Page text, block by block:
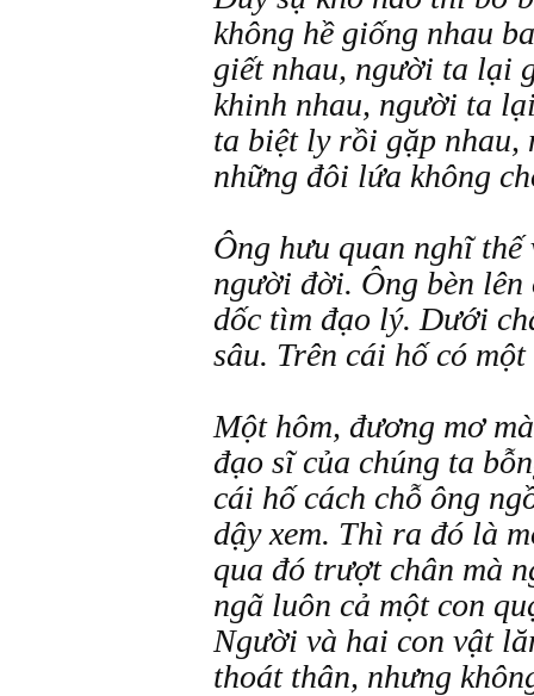
không hề giống nhau
giết nhau, người ta lại
khinh nhau, người ta
ta biệt ly rồi gặp
những đôi lứa không
Ông hưu quan nghĩ
người đời. Ông bèn lên
dốc tìm đạo lý. Dưới
sâu. Trên cái hố có
Một hôm, đương mơ
đạo sĩ của chúng ta
cái hố cách chỗ ông
dậy xem. Thì ra đó là
qua đó trượt chân mà
ngã luôn cả một con
Người và hai con vật
thoát thân, nhưng